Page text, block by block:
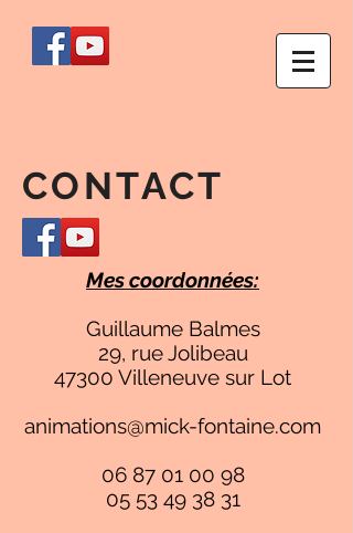
CONTACT
Mes coordonnées:
Guillaume Balmes
29, rue Jolibeau
47300 Villeneuve sur Lot
animations@mick-fontaine.com
06 87 01 00 98
05 53 49 38 31